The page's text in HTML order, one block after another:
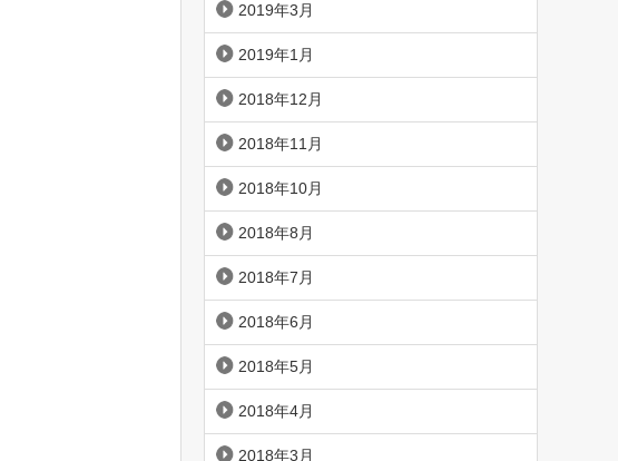
2019年3月
2019年1月
2018年12月
2018年11月
2018年10月
2018年8月
2018年7月
2018年6月
2018年5月
2018年4月
2018年3月